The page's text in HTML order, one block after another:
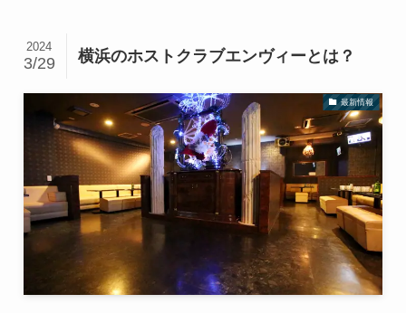
横浜のホストクラブエンヴィーとは？
2024
3/29
最新情報